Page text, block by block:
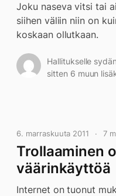
Joku naseva vitsi tai
siihen väliin niin on
koskaan ollutkaan.
Hallitukselle
sitten 6 muun
6. marraskuuta 2011 7
Trollaaminen
väärinkäyttöä
Internet on tuonut